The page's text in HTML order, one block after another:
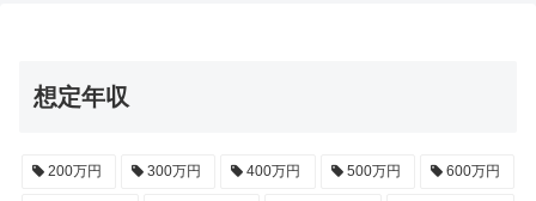
想定年収
200万円 300万円 400万円 500万円 600万円